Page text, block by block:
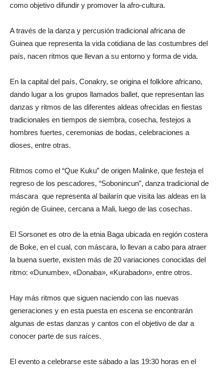
como objetivo difundir y promover la afro-cultura.
A través de la danza y percusión tradicional africana de
Guinea que representa la vida cotidiana de las costumbres del
país, nacen ritmos que llevan a su entorno y forma de vida.
En la capital del país, Conakry, se origina el folklore africano,
dando lugar a los grupos llamados ballet, que representan las
danzas y ritmos de las diferentes aldeas ofrecidas en fiestas
tradicionales en tiempos de siembra, cosecha, festejos a
hombres fuertes, ceremonias de bodas, celebraciones a
dioses, entre otras.
Ritmos como el “Que Kuku” de origen Malinke, que festeja el
regreso de los pescadores, “Sobonincun”, danza tradicional de
máscara que representa al bailarín que visita las aldeas en la
región de Guinee, cercana a Mali, luego de las cosechas.
El Sorsonet es otro de la etnia Baga ubicada en región costera
de Boke, en el cual, con máscara, lo llevan a cabo para atraer
la buena suerte, existen más de 20 variaciones conocidas del
ritmo: «Dunumbe», «Donaba», «Kurabadon», entre otros.
Hay más ritmos que siguen naciendo con las nuevas
generaciones y en esta puesta en escena se encontrarán
algunas de estas danzas y cantos con el objetivo de dar a
conocer parte de sus raíces.
El evento a celebrarse este sábado a las 19:30 horas en el